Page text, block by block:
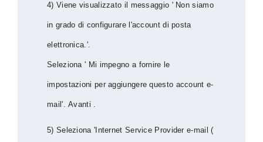
4) Viene visualizzato il messaggio ' Non siamo
in grado di configurare l'account di posta
elettronica.'.
Seleziona ' Mi impegno a fornire le
impostazioni per aggiungere questo account e-
mail'.Avanti .
5) Seleziona 'Internet Service Provider e-mail (